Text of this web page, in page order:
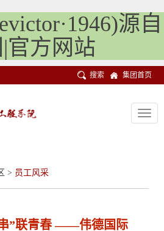
源自
官方网站
搜索 集团首页
> 员工风采
”联青春 ——伟德国际